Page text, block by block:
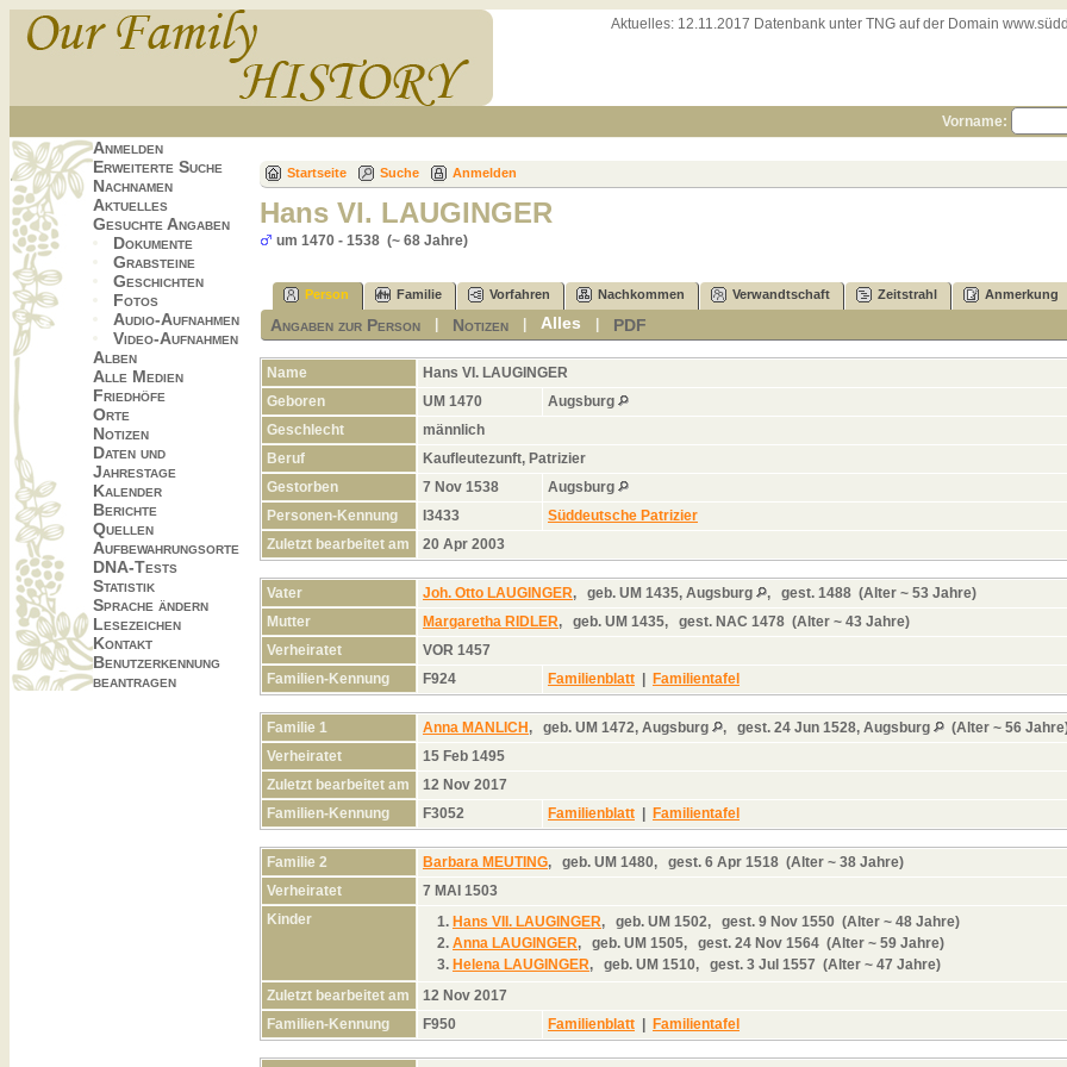
Aktuelles: 12.11.2017 Datenbank unter TNG auf der Domain
Vorname:
Anmelden
Erweiterte Suche
Nachnamen
Aktuelles
Gesuchte Angaben
Dokumente
Grabsteine
Geschichten
Fotos
Audio-Aufnahmen
Video-Aufnahmen
Alben
Alle Medien
Friedhöfe
Orte
Notizen
Daten und
Jahrestage
Kalender
Berichte
Quellen
Aufbewahrungsorte
DNA-Tests
Statistik
Sprache ändern
Lesezeichen
Kontakt
Benutzerkennung
beantragen
Startseite Suche Anmelden
Hans VI. LAUGINGER
um 1470 - 1538 (~ 68 Jahre)
Person Familie Vorfahren Nachkommen Verwandtschaft Zeitstrahl Anmerkung
Angaben zur Person Notizen |Alles PDF
Name Hans VI. LAUGINGER
Geboren
UM 1470
Augsburg
Geschlecht
männlich
Beruf
Kaufleutezunft, Patrizier
Gestorben
7 Nov 1538
Augsburg
Personen-Kennung
I3433
Süddeutsche Patrizier
Zuletzt bearbeitet am
20 Apr 2003
Vater Joh. Otto LAUGINGER, geb. UM 1435, Augsburg , gest. 1488 (Alter ~ 53 Jahre)
Mutter
Margaretha RIDLER, geb. UM 1435, gest. NAC 1478 (Alter ~ 43 Jahre)
Verheiratet
VOR 1457
Familien-Kennung
F924 Familienblatt | Familientafel
Familie 1 Anna MANLICH, geb. UM 1472, Augsburg , gest. 24 Jun 1528, Augsburg
(Alter ~ 56
Verheiratet
15 Feb 1495
Zuletzt bearbeitet am
12 Nov 2017
Familien-Kennung
F3052 Familienblatt | Familientafel
Familie 2 Barbara MEUTING, geb. UM 1480, gest. 6 Apr 1518 (Alter ~ 38 Jahre)
Verheiratet
7 MAI 1503
Kinder
1. Hans VII. LAUGINGER, geb. UM 1502, gest. 9 Nov 1550 (Alter ~ 48 Jahre)
2. Anna LAUGINGER, geb. UM 1505, gest. 24 Nov 1564 (Alter ~ 59 Jahre)
3. Helena LAUGINGER, geb. UM 1510, gest. 3 Jul 1557 (Alter ~ 47 Jahre)
Zuletzt bearbeitet am
12 Nov 2017
Familien-Kennung
F950 Familienblatt | Familientafel